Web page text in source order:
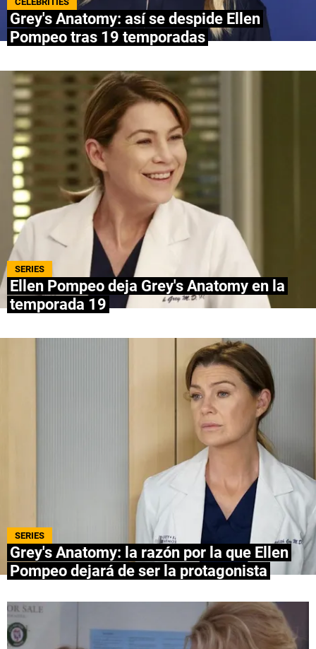
NETFLIX
APPLE TV+
MÚSICA
CELEBRITIES
PASATIEMPOS
INFLUENCERS
SPOILER US
CONTACTO |
Políticas de Privacidad
Bolavip, al igual que Futbol Sites, es una
compañía perteneciente a Better Collective.
Todos los derechos reservados.
Grey's Anatomy: así se despide Ellen
Pompeo tras 19 temporadas
SERIES
Ellen Pompeo deja Grey's Anatomy en la
temporada 19
SERIES
Grey's Anatomy: la razón por la que Ellen
Pompeo dejará de ser la protagonista